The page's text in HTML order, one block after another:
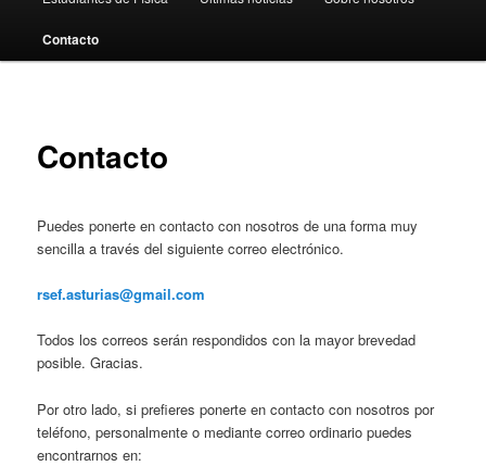
al
contenido
Contacto
Contacto
Puedes ponerte en contacto con nosotros de una forma muy
sencilla a través del siguiente correo electrónico.
rsef.asturias@gmail.com
Todos los correos serán respondidos con la mayor brevedad
posible. Gracias.
Por otro lado, si prefieres ponerte en contacto con nosotros por
teléfono, personalmente o mediante correo ordinario puedes
encontrarnos en: